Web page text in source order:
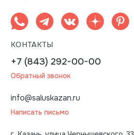
КОНТАКТЫ
+7 (843) 292-00-00
Обратный звонок
info@saluskazan.ru
Написать письмо